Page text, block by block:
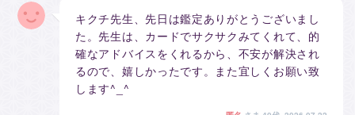
キクチ先生、先日は鑑定ありがとうございまし
た。先生は、カードでサクサクみてくれて、的
確なアドバイスをくれるから、不安が解決され
るので、嬉しかったです。また宜しくお願い致
します^_^